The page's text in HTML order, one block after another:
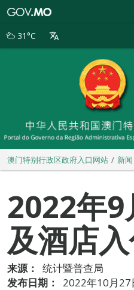
别
31°C
澳门特别行政区政府入口网站 新闻
2022年9
及酒店
来源：
统计暨普查局
发布日期：
2022年10月27